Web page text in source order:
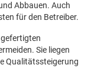
Abbauen. Auch
für den Betreiber.
Sie liegen
Qualitätssteigerung